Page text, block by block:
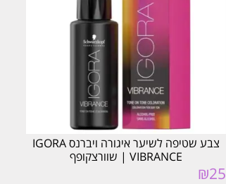
צבע שטיפה לשיער איגורה ויברנס IGORA
VIBRANCE | שוורצקופף
₪25